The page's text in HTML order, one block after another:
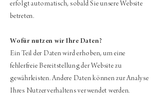
erfolgt automatisch, sobald Sie unsere Website
betreten.
Wofür nutzen wir Ihre Daten?
Ein Teil der Daten wird erhoben, um eine
fehlerfreie Bereitstellung der Website zu
gewährleisten. Andere Daten können zur Analyse
Ihres Nutzerverhaltens verwendet werden.